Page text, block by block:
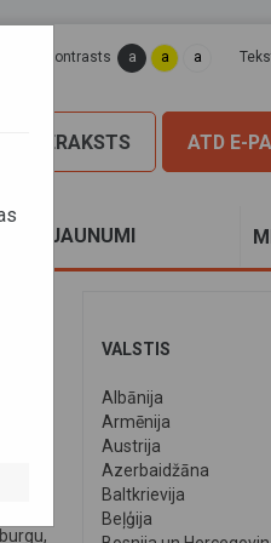
Lapas kontrasts a a a
ATD E-
PIERAKSTS
JAUNUMI
VALSTIS
Albānija
Armēnija
Austrija
Azerbaidžāna
Baltkrievija
Beļģija